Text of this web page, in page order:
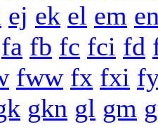
ej ek el em
fa fb fc fci fd
fww fx fxi
gkn gl gm